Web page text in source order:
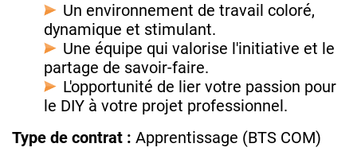
Un environnement de travail coloré,
dynamique et stimulant.
Une équipe qui valorise l'initiative et le
partage de savoir-faire.
L'opportunité de lier votre passion pour
le DIY à votre projet professionnel.
Type de contrat : Apprentissage (BTS COM)